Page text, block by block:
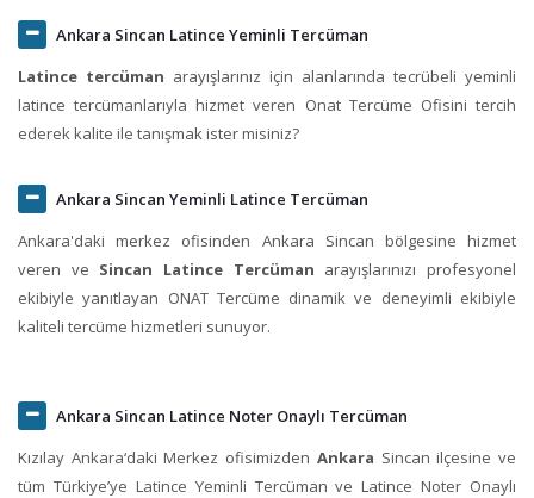
Ankara Sincan Latince Yeminli Tercüman
Latince tercüman arayışlarınız için alanlarında tecrübeli yeminli
latince tercümanlarıyla hizmet veren Onat Tercüme Ofisini tercih
ederek kalite ile tanışmak ister misiniz?
Ankara Sincan Yeminli Latince Tercüman
Ankara'daki merkez ofisinden Ankara Sincan bölgesine hizmet
veren ve Sincan Latince Tercüman arayışlarınızı profesyonel
ekibiyle yanıtlayan ONAT Tercüme dinamik ve deneyimli ekibiyle
kaliteli tercüme hizmetleri sunuyor.
Ankara Sincan Latince Noter Onaylı Tercüman
Kızılay Ankara‘daki Merkez ofisimizden Ankara Sincan ilçesine ve
tüm Türkiye’ye Latince Yeminli Tercüman ve Latince Noter Onaylı